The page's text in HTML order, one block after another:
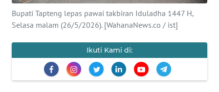
Bupati Tapteng lepas pawai takbiran Iduladha 1447 H,
Selasa malam (26/5/2026). [WahanaNews.co / ist]
Ikuti Kami di:
INFO
IKLAN
TENTANG